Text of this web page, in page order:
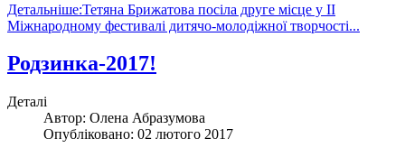
Детальніше:Тетяна Брижатова посіла друге місце у ІІ
Міжнародному фестивалі дитячо-молодіжної творчості...
Родзинка-2017!
Деталі
Автор: Олена Абразумова
Опубліковано: 02 лютого 2017